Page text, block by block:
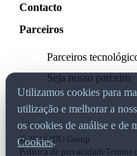
Contacto
Parceiros
Parceiros
Seja nosso parceiro
© 2026 IDU Group
Política de privacidadeTermos
Utilizamos cookies para
utilização e melhorar a
os cookies de análise e de
Cookies.